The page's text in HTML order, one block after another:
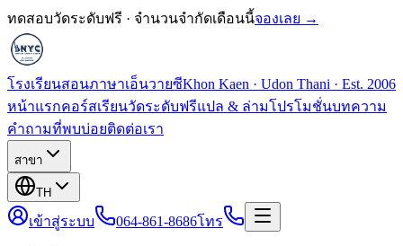
ทดสอบวัดระดับฟรี · จำนวนจำกัดเดือนนี้จองเลย →
โรงเรียนสอนภาษาเอ็นวายซีKhon Kaen · Udon Thani · Est. 2006
หน้าแรกคอร์สเรียนวัดระดับฟรีแปล & ล่ามโปรโมชั่นบทความ
คำถามที่พบบ่อยติดต่อเรา
สาขา
TH
เข้าสู่ระบบ 064-861-8686โทร